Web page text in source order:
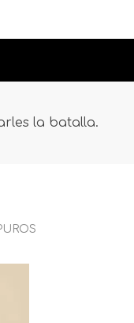
la batalla.